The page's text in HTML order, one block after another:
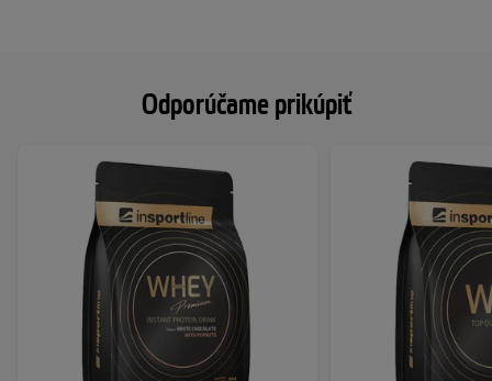
Odporúčame prikúpiť